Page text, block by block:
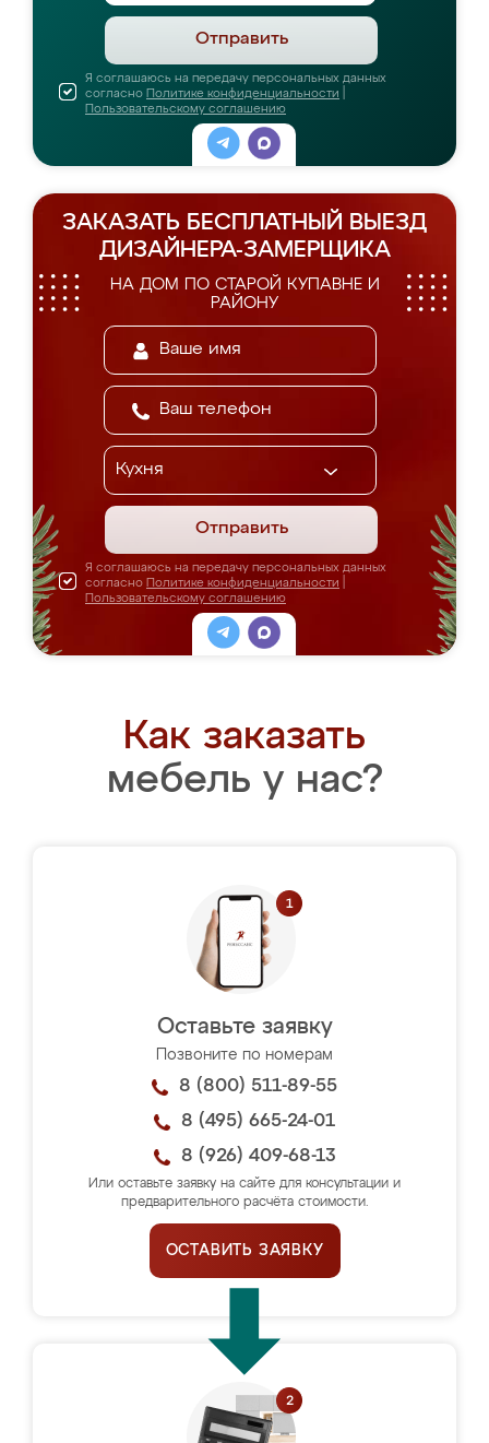
Отправить
Я соглашаюсь на передачу персональных данных
согласно Политике конфиденциальности
Пользовательскому соглашению
ЗАКАЗАТЬ БЕСПЛАТНЫЙ ВЫЕЗД
ДИЗАЙНЕРА-ЗАМЕРЩИКА
НА ДОМ ПО СТАРОЙ КУПАВНЕ И
РАЙОНУ
Отправить
Я соглашаюсь на передачу персональных данных
согласно Политике конфиденциальности
Пользовательскому соглашению
Как заказать
мебель у нас?
Оставьте заявку
Позвоните по номерам
8 (800) 511-89-55
8 (495) 665-24-01
8 (926) 409-68-13
Или оставьте заявку на сайте для консультации и
предварительного расчёта стоимости.
ОСТАВИТЬ ЗАЯВКУ